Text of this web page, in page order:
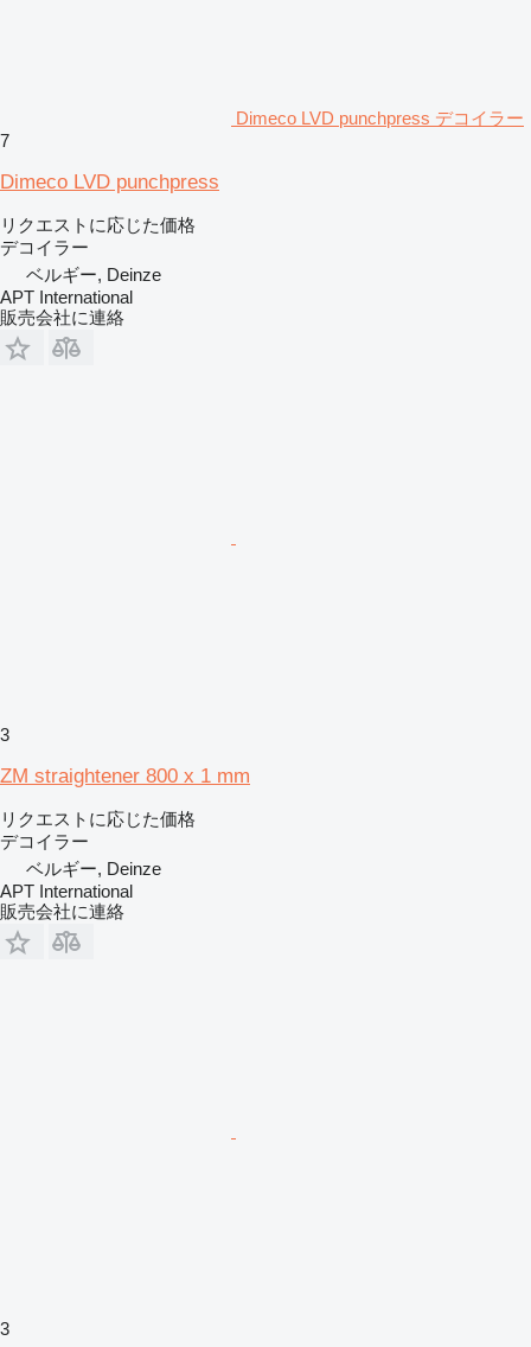
Dimeco LVD punchpress デコイラー
7
Dimeco LVD punchpress
リクエストに応じた価格
デコイラー
ベルギー, Deinze
APT International
販売会社に連絡
3
ZM straightener 800 x 1 mm
リクエストに応じた価格
デコイラー
ベルギー, Deinze
APT International
販売会社に連絡
3